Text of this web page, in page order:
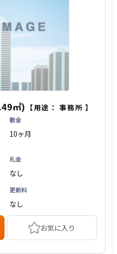
㎡) 【用途：事務所 】
敷金
10ヶ月
礼金
なし
更新料
なし
お気に入り